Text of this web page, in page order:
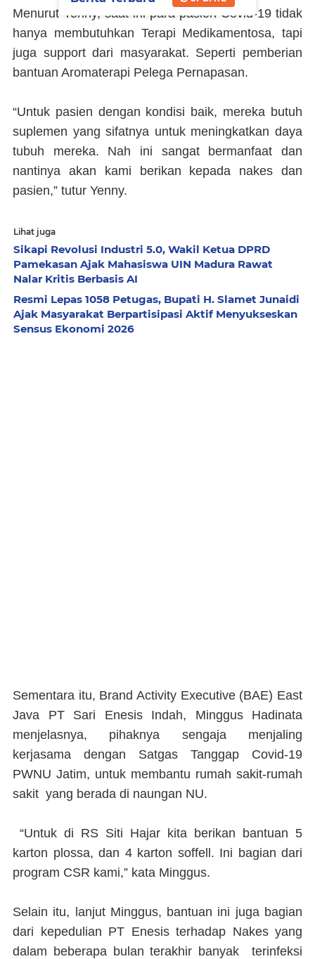
Menurut Yenny, saat ini para pasien Covid-19 tidak
hanya membutuhkan Terapi Medikamentosa, tapi
juga support dari masyarakat. Seperti pemberian
bantuan Aromaterapi Pelega Pernapasan.
“Untuk pasien dengan kondisi baik, mereka butuh
suplemen yang sifatnya untuk meningkatkan daya
tubuh mereka. Nah ini sangat bermanfaat dan
nantinya akan kami berikan kepada nakes dan
pasien,” tutur Yenny.
Lihat juga
Sikapi Revolusi Industri 5.0, Wakil Ketua DPRD
Pamekasan Ajak Mahasiswa UIN Madura Rawat
Nalar Kritis Berbasis AI
Resmi Lepas 1058 Petugas, Bupati H. Slamet Junaidi
Ajak Masyarakat Berpartisipasi Aktif Menyukseskan
Sensus Ekonomi 2026
Sementara itu, Brand Activity Executive (BAE) East
Java PT Sari Enesis Indah, Minggus Hadinata
menjelasnya, pihaknya sengaja menjaling
kerjasama dengan Satgas Tanggap Covid-19
PWNU Jatim, untuk membantu rumah sakit-rumah
sakit yang berada di naungan NU.
“Untuk di RS Siti Hajar kita berikan bantuan 5
karton plossa, dan 4 karton soffell. Ini bagian dari
program CSR kami,” kata Minggus.
Selain itu, lanjut Minggus, bantuan ini juga bagian
dari kepedulian PT Enesis terhadap Nakes yang
dalam beberapa bulan terakhir banyak terinfeksi